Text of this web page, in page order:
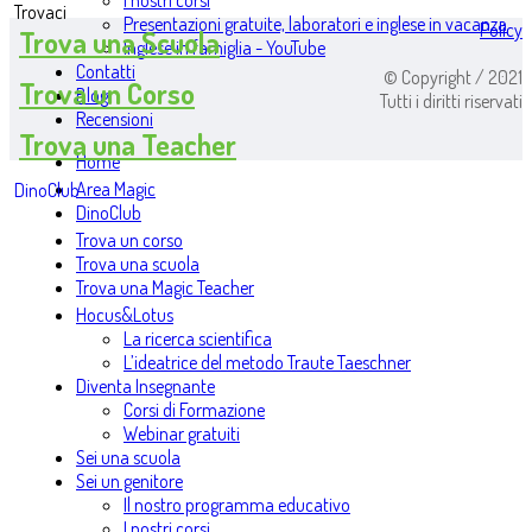
Presentazioni gratuite, laboratori e inglese in vacanza
Inglese in famiglia - YouTube
Contatti
Blog
Recensioni
Home
Area Magic
DinoClub
Trova un corso
Trova una scuola
Trova una Magic Teacher
Hocus&Lotus
La ricerca scientifica
L’ideatrice del metodo Traute Taeschner
Diventa Insegnante
Corsi di Formazione
Webinar gratuiti
Sei una scuola
Sei un genitore
Il nostro programma educativo
Trovaci
Trova una Scuola
Trova un Corso
Trova una Teacher
DinoClub
Policy
© Copyright / 2021
Tutti i diritti riservati